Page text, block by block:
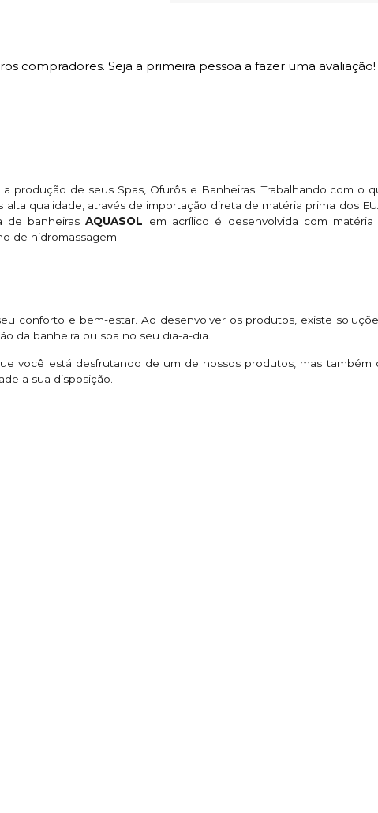
compradores. Seja a primeira pessoa a fazer uma avaliação!
produção de seus Spas, Ofurôs e Banheiras. Trabalhando com o
qualidade, através de importação direta de matéria prima dos
de banheirasAQUASOL em acrílico é desenvolvida com
de hidromassagem.
conforto e bem-estar. Ao desenvolver os produtos, existe
da banheira ou spa no seu dia-a-dia.
você está desfrutando de um de nossos produtos, mas também
a sua disposição.